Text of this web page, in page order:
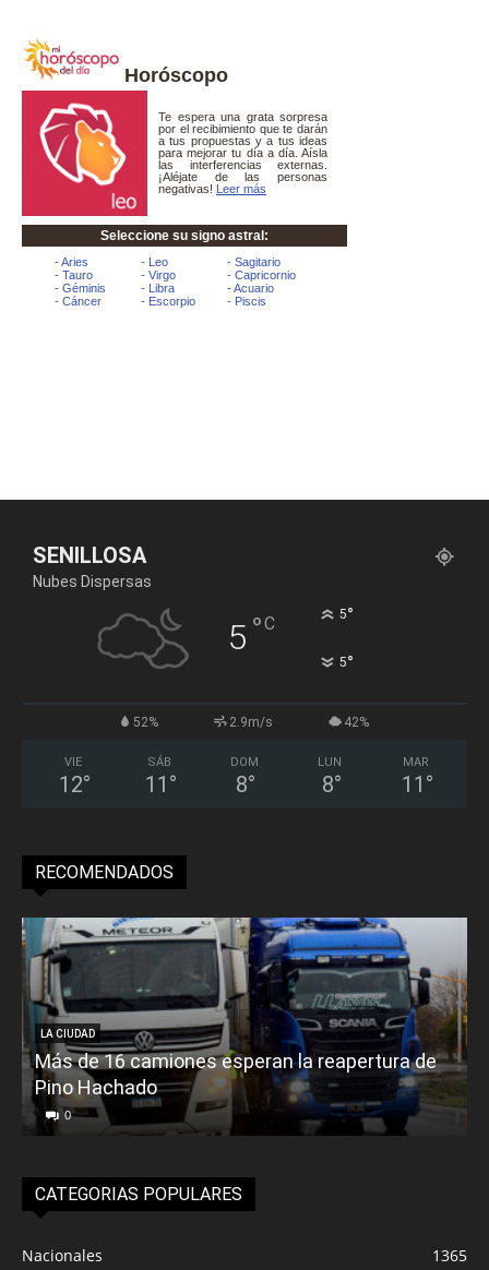
Horóscopo
SENILLOSA
Nubes Dispersas
5 °C 5°
5°
52% 2.9m/s 42%
VIE
12°
SÁB
11 °
DOM
8°
LUN
8°
MAR
11 °
RECOMENDADOS
LA CIUDAD
Más de 16 camiones esperan la reapertura de
Pino Hachado
0
CATEGORIAS POPULARES
Nacionales
1365